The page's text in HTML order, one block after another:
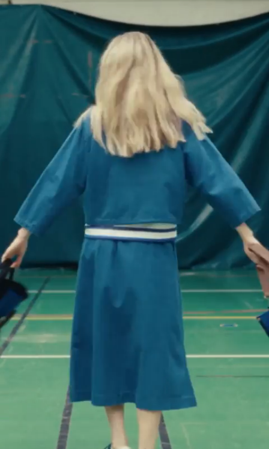
argent$267.00
Ajout rapide au panier
t52
t54
CHEVALIÈRE RONDE ARGENT - MEM X LMSM -
Le tablier en moleskine
NOIR
Ajout rapide au panier
Le tablier en moleskine - NOIR
Le tablier en moleskine
BLEU$ 192.00
Ajout rapide au panier
T. 1
T. 2
Le tablier en moleskine - BLEU
Le tablier en moleskine
VERT FORET$192.00
Ajout rapide au panier
T. 1
T. 2
Le tablier en moleskine - VERT FORET
192.00
Ajout rapide au panier